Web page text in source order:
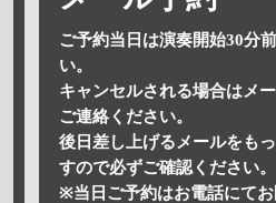
ご予約当日は演奏開始30分
い。
キャンセルされる場合はメ
ご連絡ください。
後日差し上げるメールをも
すので必ずご確認ください。
※当日ご予約はお電話にて